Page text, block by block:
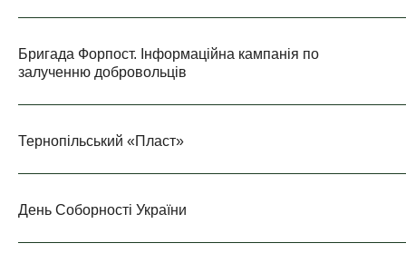
Бригада Форпост. Інформаційна кампанія по
залученню добровольців
Тернопільський «Пласт»
День Соборності України